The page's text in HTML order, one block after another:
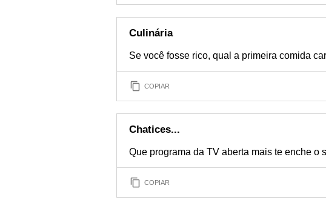
Culinária
Se você fosse rico, qual a primeira comida
COPIAR
Chatices...
Que programa da TV aberta mais te enche o
COPIAR